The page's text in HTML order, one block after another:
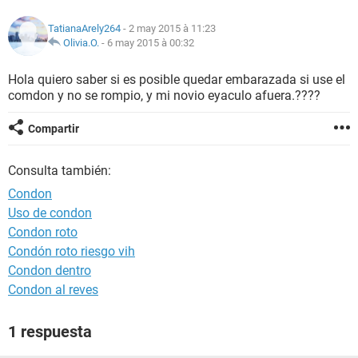
NUTRICIÓN
BIENESTAR
SEXUALIDAD
GLOSARIO
TatianaArely264 - 2 may 2015 à 11:23
Olivia.O. - 6 may 2015 à 00:32
Hola quiero saber si es posible quedar embarazada si use el
comdon y no se rompio, y mi novio eyaculo afuera.????
Compartir
Consulta también:
Condon
Uso de condon
Condon roto
Condón roto riesgo vih
Condon dentro
Condon al reves
1 respuesta